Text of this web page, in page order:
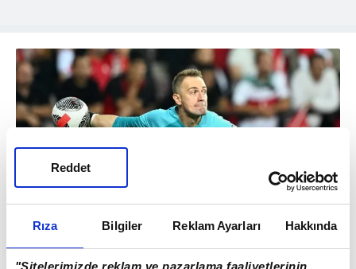
Rıza Bilgiler Reklam Ayarları Hakkında
Reddet
2